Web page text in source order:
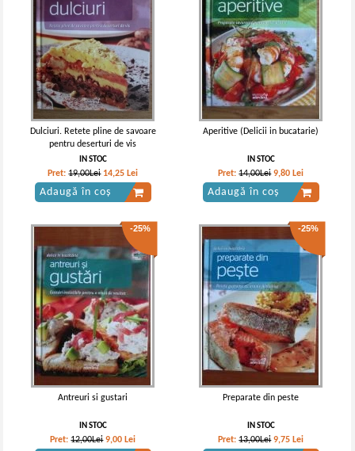
Dulciuri. Retete pline de savoare
pentru deserturi de vis
IN STOC
Pret:19,00Lei 14,25 Lei
Adaugă în coș
Aperitive (Delicii in bucatarie)
IN STOC
Pret:14,00Lei 9,80 Lei
Adaugă în coș
-25%
Antreuri si gustari
IN STOC
Pret:12,00Lei 9,00 Lei
-25%
Preparate din peste
IN STOC
Pret:13,00Lei 9,75 Lei